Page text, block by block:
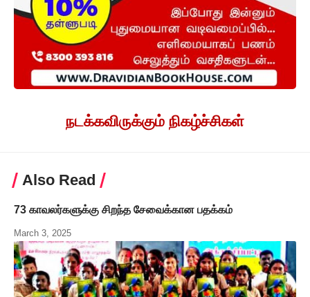
நடக்கவிருக்கும் நிகழ்ச்சிகள்
Also Read
73 காவலர்களுக்கு சிறந்த சேவைக்கான பதக்கம்
March 3, 2025